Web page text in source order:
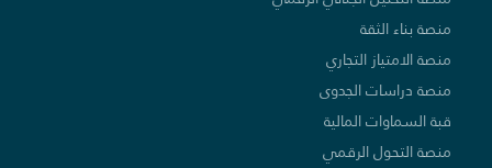
منصة بناء الثقة
منصة الامتياز التجاري
منصة دراسات الجدوى
قبة السماوات المالية
منصة التحول الرقمي